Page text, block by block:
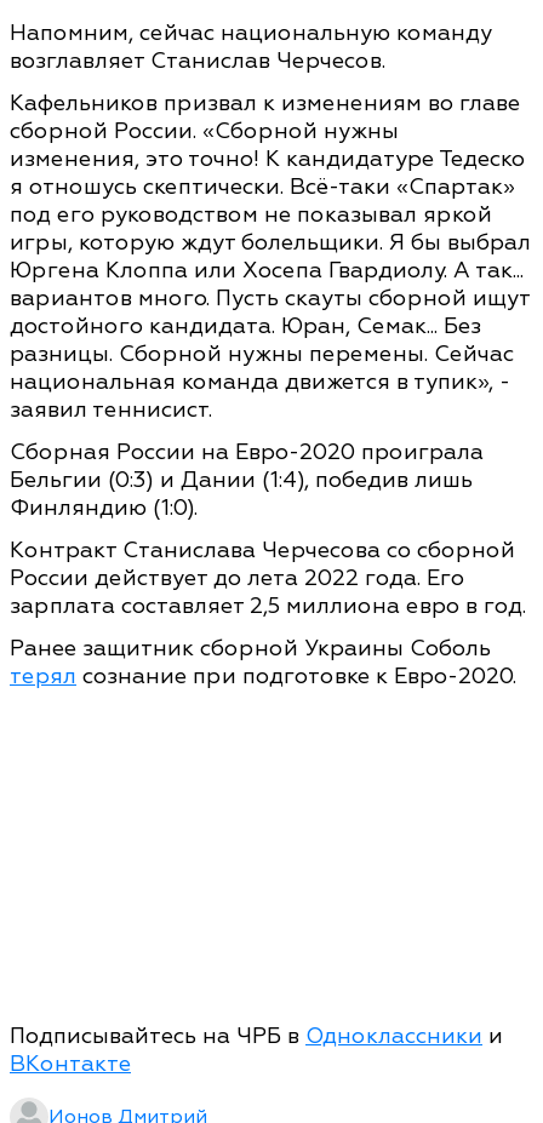
Напомним, сейчас национальную команду
возглавляет Станислав Черчесов.
Кафельников призвал к изменениям во главе
сборной России. «Сборной нужны
изменения, это точно! К кандидатуре Тедеско
я отношусь скептически. Всё-таки «Спартак»
под его руководством не показывал яркой
игры, которую ждут болельщики. Я бы выбрал
Юргена Клоппа или Хосепа Гвардиолу. А так...
вариантов много. Пусть скауты сборной ищут
достойного кандидата. Юран, Семак... Без
разницы. Сборной нужны перемены. Сейчас
национальная команда движется в тупик», -
заявил теннисист.
Сборная России на Евро-2020 проиграла
Бельгии (0:3) и Дании (1:4), победив лишь
Финляндию (1:0).
Контракт Станислава Черчесова со сборной
России действует до лета 2022 года. Его
зарплата составляет 2,5 миллиона евро в год.
Ранее защитник сборной Украины Соболь
терял сознание при подготовке к Евро-2020.
Подписывайтесь на ЧРБ в Одноклассники и
ВКонтакте
Ионов Дмитрий